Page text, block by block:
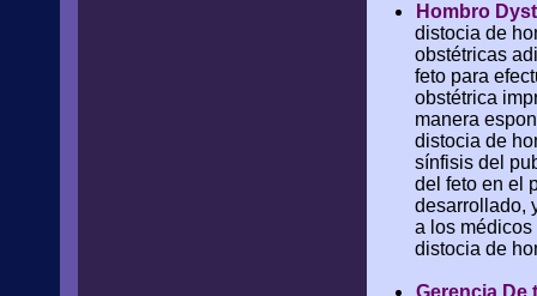
Hombro
distocia de
obstétricas
feto para
obstétrica
manera
distocia de
sínfisis del
del feto en el
desarrollado,
a los
distocia de
Gerencia De